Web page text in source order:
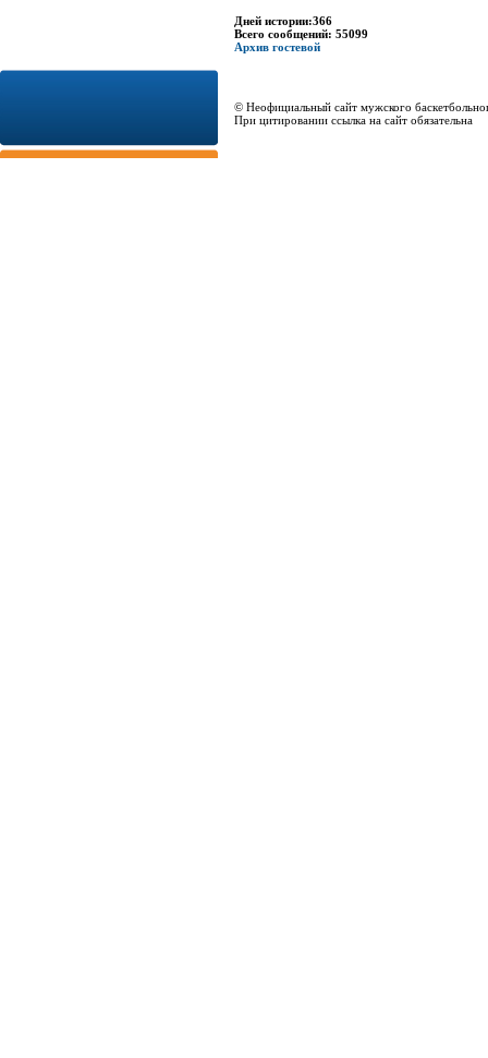
Дней истории:366
Всего сообщений: 55099
Архив гостевой
© Неофициальный сайт мужского
При цитировании ссылка на сайт обязательна